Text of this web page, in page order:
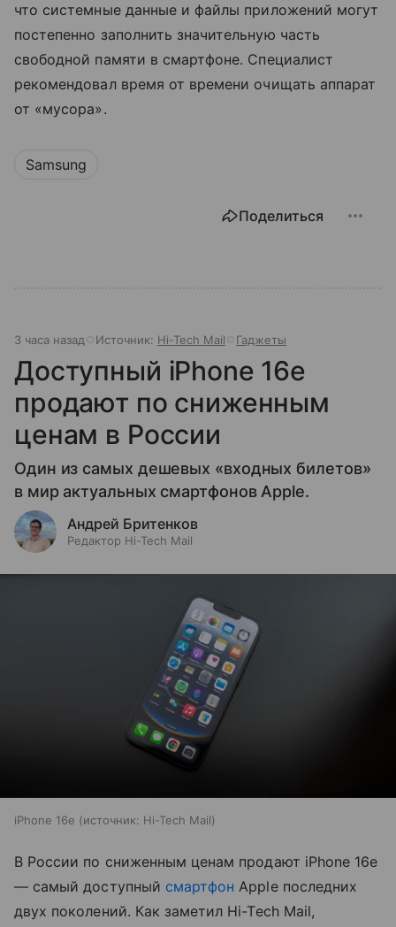
что системные данные и файлы приложений могут
постепенно заполнить значительную часть
свободной памяти в смартфоне. Специалист
рекомендовал время от времени очищать аппарат
от «мусора».
Samsung
Поделиться
3 часа назад Источник: Hi-Tech Mail Гаджеты
Доступный iPhone 16e
продают по сниженным
ценам в России
Один из самых дешевых «входных билетов»
в мир актуальных смартфонов Apple.
Андрей Бритенков
Редактор Hi-Tech Mail
iPhone 16e источник: Hi-Tech Mail
В России по сниженным ценам продают iPhone 16e
— самый доступный смартфон Apple последних
двух поколений. Как заметил Hi-Tech Mail,